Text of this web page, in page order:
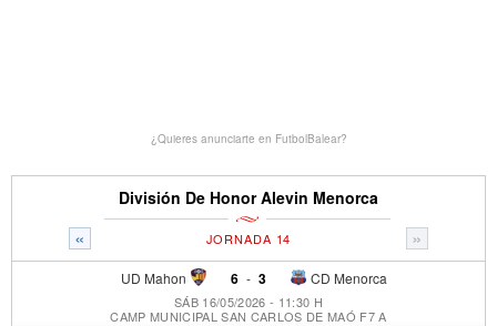
¿Quieres anunciarte en FutbolBalear?
División De Honor Alevin Menorca
« »
JORNADA 14
UD Mahon 6 - CD Menorca
3
SÁB 16/05/2026 - 11:30 H
CAMP MUNICIPAL SAN CARLOS DE MAÓ F7 A